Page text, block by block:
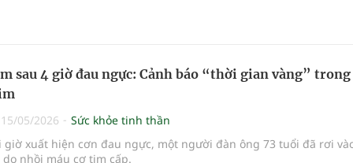
sau 4 giờ đau ngực: Cảnh báo “thời gian vàng”
15/05/2026
Sức khỏe tinh thần
giờ xuất hiện cơn đau ngực, một người đàn ông 73 tuổi đã rơi
nhồi máu cơ tim cấp.